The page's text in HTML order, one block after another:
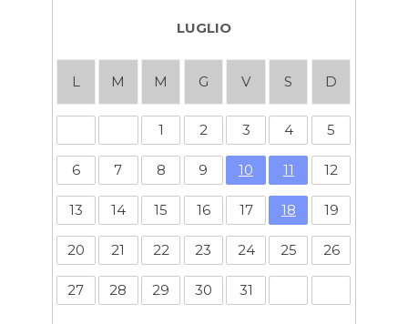
LUGLIO
L M M G V S D
1 2 3 4 5
6 7 8 9 10 11 12
13 14 15 16 17 18 19
20 21 22 23 24 25 26
27 28 29 30 31